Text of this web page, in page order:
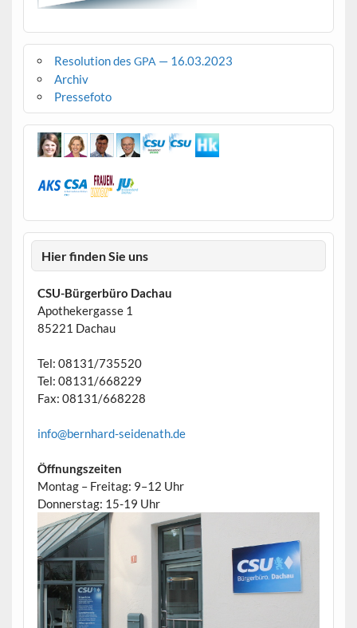
Resolution des GPA — 16.03.2023
Archiv
Pressefoto
Hier finden Sie uns
CSU-Bürgerbüro Dachau
Apothekergasse 1
85221 Dachau
Tel: 08131/735520
Tel: 08131/668229
Fax: 08131/668228
info@bernhard-seidenath.de
Öffnungszeiten
Montag – Freitag: 9–12 Uhr
Donnerstag: 15-19 Uhr